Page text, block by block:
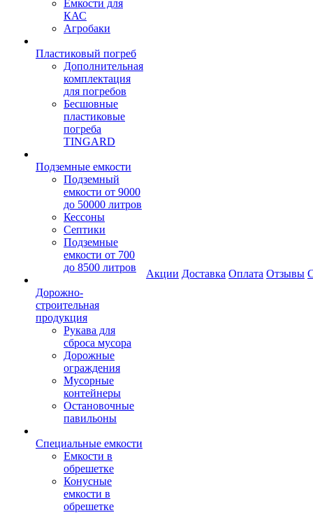
Емкости для
КАС
Агробаки
Пластиковый погреб
Дополнительная
комплектация
для погребов
Бесшовные
пластиковые
погреба
TINGARD
Подземные емкости
Подземный
емкости от 9000
до 50000 литров
Кессоны
Септики
Подземные
емкости от 700
до 8500 литров
Дорожно-
строительная
продукция
Рукава для
сброса мусора
Дорожные
ограждения
Мусорные
контейнеры
Остановочные
павильоны
Специальные емкости
Емкости в
обрешетке
Конусные
емкости в
обрешетке
Акции Доставка Оплата Отзывы